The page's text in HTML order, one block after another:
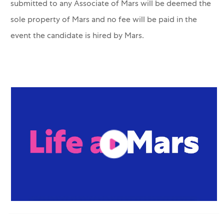
submitted to any Associate of Mars will be deemed the
sole property of Mars and no fee will be paid in the
event the candidate is hired by Mars.